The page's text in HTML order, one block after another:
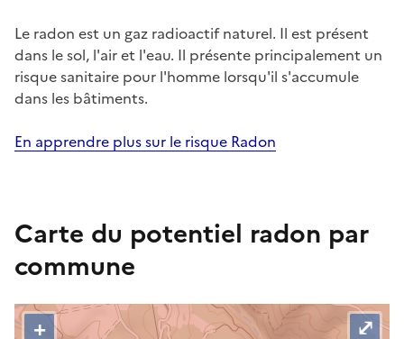
Le radon est un gaz radioactif naturel. Il est présent
dans le sol, l'air et l'eau. Il présente principalement un
risque sanitaire pour l'homme lorsqu'il s'accumule
dans les bâtiments.
En apprendre plus sur le risque Radon
Carte du potentiel radon par
commune
C
P +
⤢